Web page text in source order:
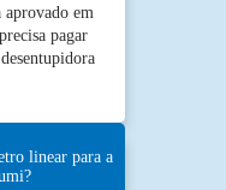
aprovado em
pagar
linear para a